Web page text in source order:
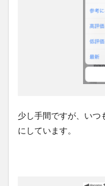
少し手間ですが、いつ
にしています。